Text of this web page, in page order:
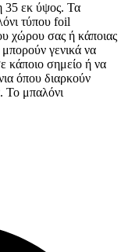
35 εκ ύψος. Τα
τύπου foil
χώρου σας ή κάποιας
γενικά να
κάποιο σημείο ή να
όπου διαρκούν
Το μπαλόνι